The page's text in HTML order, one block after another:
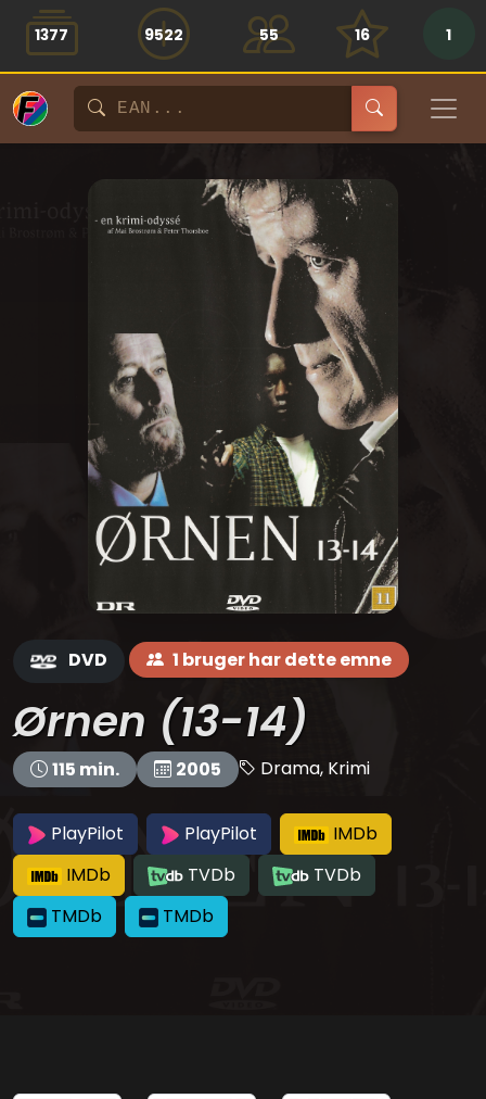
1377 9522 55 16 1
DVD 1 bruger har dette emne
Ørnen (13-14)
115 min. 2005 Drama, Krimi
PlayPilot PlayPilot
IMDb
IMDb
TVDb
TVDb
TMDb
TMDb